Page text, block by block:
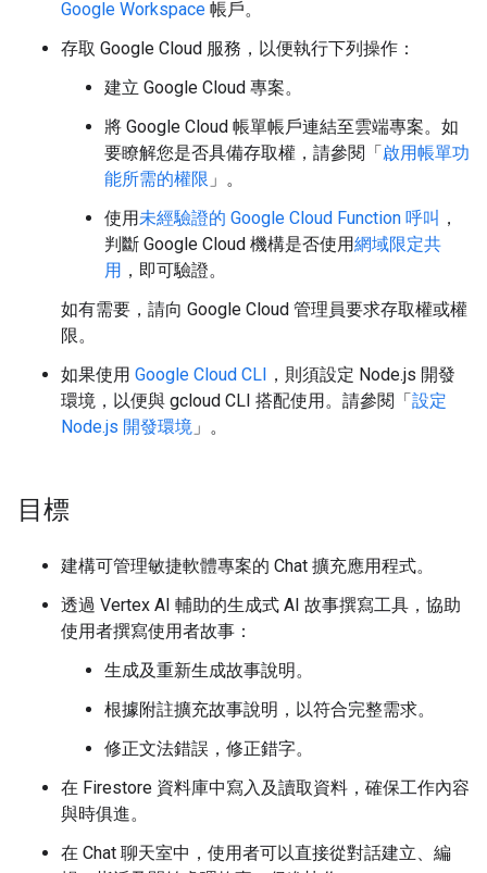
Google Workspace 帳戶。
存取 Google Cloud 服務，以便執行下列操作：
建立 Google Cloud 專案。
將 Google Cloud 帳單帳戶連結至雲端專案。如
要瞭解您是否具備存取權，請參閱「啟用帳單功
能所需的權限 」。
使用未經驗證的 Google Cloud Function 呼叫 ，
判斷 Google Cloud 機構是否使用網域限定共
用 ，即可驗證。
如有需要，請向 Google Cloud 管理員要求存取權或權
限。
如果使用 Google Cloud CLI ，則須設定 Node.js 開發
環境，以便與 gcloud CLI 搭配使用。請參閱「設定
Node.js 開發環境 」。
目標
建構可管理敏捷軟體專案的 Chat 擴充應用程式。
透過 Vertex AI 輔助的生成式 AI 故事撰寫工具，協助
使用者撰寫使用者故事：
生成及重新生成故事說明。
根據附註擴充故事說明，以符合完整需求。
修正文法錯誤，修正錯字。
在 Firestore 資料庫中寫入及讀取資料，確保工作內容
與時俱進。
在 Chat 聊天室中，使用者可以直接從對話建立、編